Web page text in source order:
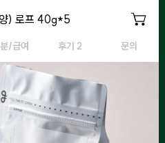
) 로프 200g
) 로프 40g*5
/급여 후기 2 문의